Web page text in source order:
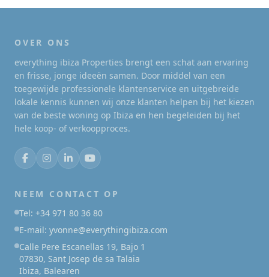
OVER ONS
everything ibiza Properties brengt een schat aan ervaring
en frisse, jonge ideeën samen. Door middel van een
toegewijde professionele klantenservice en uitgebreide
lokale kennis kunnen wij onze klanten helpen bij het kiezen
van de beste woning op Ibiza en hen begeleiden bij het
hele koop- of verkoopproces.
NEEM CONTACT OP
Tel: +34 971 80 36 80
E-mail: yvonne@everythingibiza.com
Calle Pere Escanellas 19, Bajo 1
07830, Sant Josep de sa Talaia
Ibiza, Balearen